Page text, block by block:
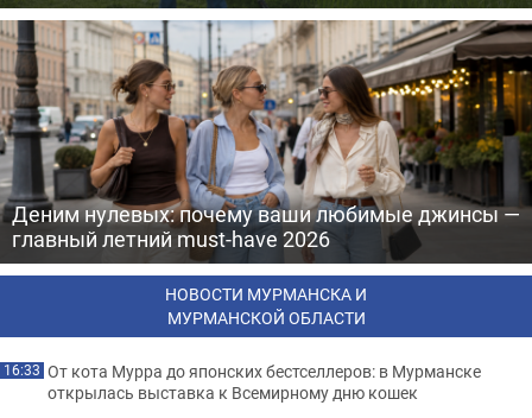
Деним нулевых: почему ваши любимые джинсы —
главный летний must-have 2026
НОВОСТИ МУРМАНСКА И
МУРМАНСКОЙ ОБЛАСТИ
16:33 От кота Мурра до японских бестселлеров: в Мурманске
открылась выставка к Всемирному дню кошек